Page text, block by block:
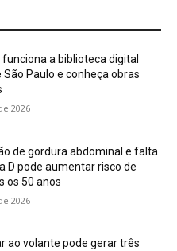
a biblioteca digital
Paulo e conheça obras
2026
de gordura abdominal e falta
D pode aumentar risco de
os 50 anos
2026
ao volante pode gerar três